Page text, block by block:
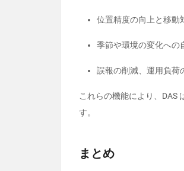
位置精度の向上と移動
季節や環境の変化への
誤報の削減、運用負荷
これらの機能により、 DAS
す。
まとめ